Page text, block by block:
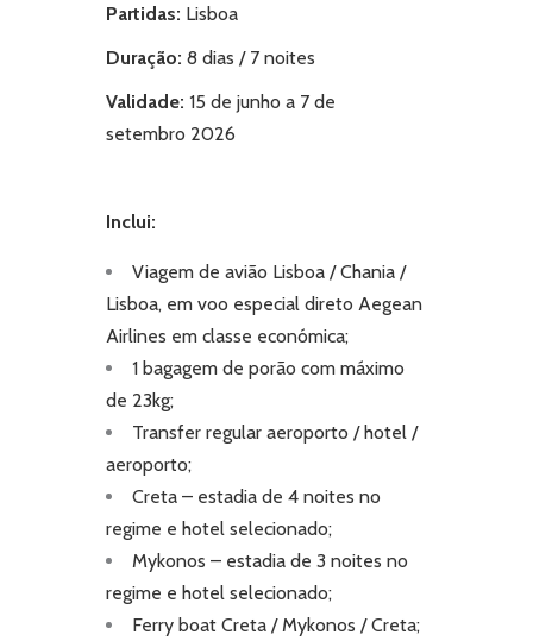
Partidas: Lisboa
Duração: 8 dias / 7 noites
Validade: 15 de junho a 7 de
setembro 2026
Inclui:
Viagem de avião Lisboa / Chania /
Lisboa, em voo especial direto Aegean
Airlines em classe económica;
1 bagagem de porão com máximo
de 23kg;
Transfer regular aeroporto / hotel /
aeroporto;
Creta – estadia de 4 noites no
regime e hotel selecionado;
Mykonos – estadia de 3 noites no
regime e hotel selecionado;
Ferry boat Creta / Mykonos / Creta;